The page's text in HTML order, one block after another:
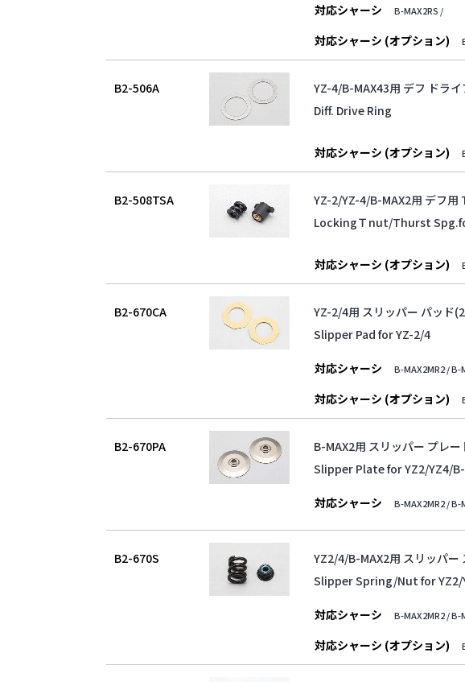
対応シャーシ B-MAX2RS /
対応シャーシ (オプション)
B2-506A
YZ-4/B-MAX43用 デフ ドラ
Diff. Drive Ring
対応シャーシ (オプション)
B2-508TSA
YZ-2/YZ-4/B-MAX2用 デフ用
LockingＴnut/Thurst
対応シャーシ (オプション)
B2-670CA
YZ-2/4用 スリッパー パッド
Slipper Pad for YZ-2/4
対応シャーシ B-MAX2MR2 /B-
対応シャーシ (オプション)
B2-670PA
B-MAX2用 スリッパー プレ
Slipper Plate for YZ2/YZ4/
対応シャーシ B-MAX2MR2 /B-
B2-670S
YZ2/4/B-MAX2用 スリッパー
Slipper Spring/Nut for YZ2/
対応シャーシ B-MAX2MR2 /B-
対応シャーシ (オプション)